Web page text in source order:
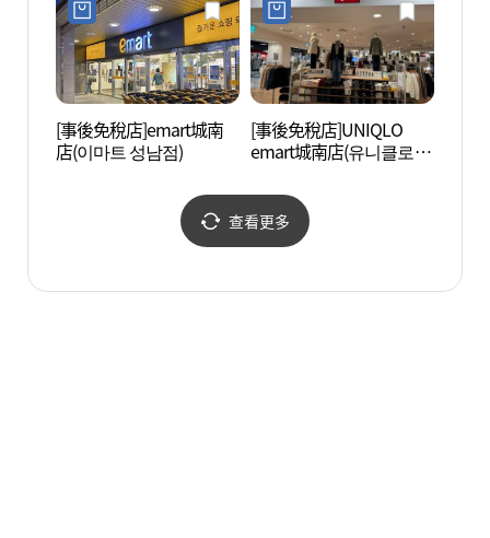
[事後免稅店]emart城南
店(이마트 성남점)
[事後免稅店]UNIQLO
emart城南店(유니클로 이
查看更多